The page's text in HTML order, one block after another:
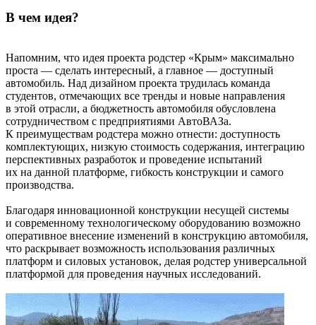
В чем идея?
Напомним, что идея проекта родстер «Крым» максимально
проста — сделать интересный, а главное — доступный
автомобиль. Над дизайном проекта трудилась команда
студентов, отмечающих все тренды и новые направления
в этой отрасли, а бюджетность автомобиля обусловлена
сотрудничеством с предприятиями АвтоВАЗа.
К преимуществам родстера можно отнести: доступность
комплектующих, низкую стоимость содержания, интеграцию
перспективных разработок и проведение испытаний
их на данной платформе, гибкость конструкции и самого
производства.
Благодаря инновационной конструкции несущей системы
и современному технологическому оборудованию возможно
оперативное внесение изменений в конструкцию автомобиля,
что раскрывает возможность использования различных
платформ и силовых установок, делая родстер универсальной
платформой для проведения научных исследований.